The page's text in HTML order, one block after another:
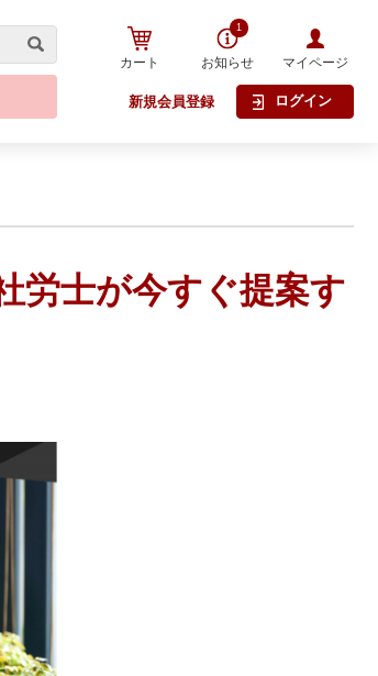
カート
1
お知らせ マイページ
新規会員登録 ログイン
労士が今すぐ提案す